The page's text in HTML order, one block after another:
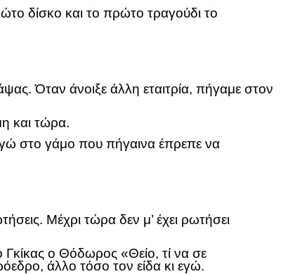
δίσκο και το πρώτο τραγούδι το
Όταν άνοιξε άλλη εταιτρία, πήγαμε στον
και τώρα.
στο γάμο που πήγαινα έπρεπε να
Μέχρι τώρα δεν μ’ έχει ρωτήσει
Γκίκας ο Θόδωρος «Θείο, τί να σε
άλλο τόσο τον είδα κι εγώ.